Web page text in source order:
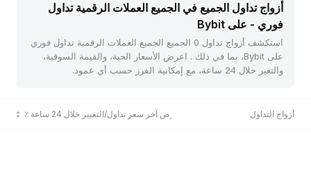
أزواج تداول الجميع في الجميع العملات الرقمية تداول
فوري - على Bybit
استكشف أزواج تداول 0 الجميع الجميع العملات الرقمية تداول فوري
على Bybit، بما في ذلك . اعرض الأسعار الحية، والقيمة السوقية،
والتغير خلال 24 ساعة، مع إمكانية الفرز حسب أي عمود.
أزواج التداول عرض آخر سعر تداول/التغيير خلال 24 ساعة ٪